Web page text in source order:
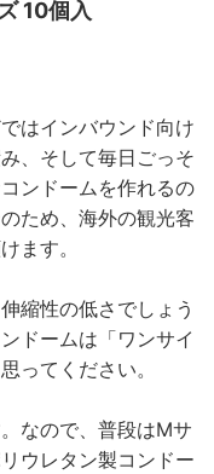
10個入
はインバウンド向け
、そして毎日ごっそ
ンドームを作れるの
ため、海外の観光客
ます。
縮性の低さでしょう
ドームは「ワンサイ
ってください。
なので、普段はMサ
ウレタン製コンドー